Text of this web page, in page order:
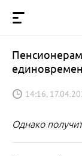
14:16,
Однако